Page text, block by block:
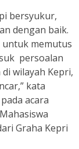
bersyukur,
dengan baik.
untuk memutus
persoalan
wilayah Kepri,
kata
acara
Graha Kepri